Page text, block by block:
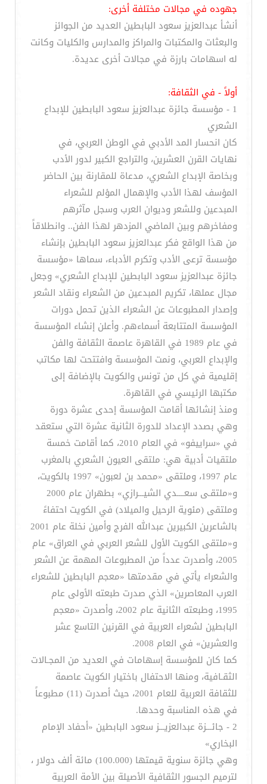
جهوده في مجالات مختلفة أخرى:
أنشأ عبدالعزيز سعود البابطين العديد من الجوائز
والبعثات والمكتبات والمراكز والمدارس والكليات وكانت
له اسهامات بارزة في مجالات أخرى عديدة.
أولاً - في الثقافة:
1 - مؤسسة جائزة عبدالعزيز سعود البابطين للإبداع
الشعري
كان انحسار المد الأدبي في الوطن العربي، في
نهايات القرن العشرين، والتراجع الكبير لدور الأدب
وبخاصة الإبداع الشعري، مدعاة للمقارنة بين الحاضر
المؤسف لهذا الأدب والإهمال المؤلم للشعراء
المبدعين وللشعر وديوان العرب وسجل مآثرهم
ومفاخرهم وبين الماضي المزدهر لهذا الفن.. وانطلاقاً
من هذا الواقع فكر عبدالعزيز سعود البابطين بإنشاء
مؤسسة ترعى الأدب وتكرم الأدباء، سماها «مؤسسة
جائزة عبدالعزيز سعود البابطين للإبداع الشعري» وجعل
مجال عملها، تكريم المبدعين من الشعراء ونقاد الشعر
وإصدار المطبوعات عن الشعراء الذين تحمل دورات
المؤسسة المتتابعة أسماءهم. وأعلن إنشاء المؤسسة
في عام 1989 في القاهرة عاصمة الثقافة والفن
والإبداع العربي، ونمت المؤسسة وافتتحت لها مكاتب
إقليمية في كل من تونس والكويت بالإضافة إلى
مكتبها الرئيسي في القاهرة.
ومنذ إنشائها أقامت المؤسسة إحدى عشرة دورة
وهي بصدد الإعداد للدورة الثانية عشرة التي ستعقد
في «سراييفو» في العام 2010، كما أقامت خمسة
ملتقيات أدبية هي: ملتقى العيون الشعري بالمغرب
عام 1997، وملتقى «محمد بن لعبون» 1997 بالكويت،
و«ملتقـى سعــــدي الشيـــرازي» بطهران عام 2000
وملتقى (مئوية الرحيل والميلاد) في الكويت احتفاءً
بالشاعرين الكبيرين عبدالله الفرج وأمين نخلة عام 2001
و«ملتقى الكويت الأول للشعر العربي في العراق» عام
2005، وأصدرت عدداً من المطبوعات المهمة عن الشعر
والشعراء يأتي في مقدمتها «معجم البابطين للشعراء
العرب المعاصرين» الذي صدرت طبعته الأولى عام
1995، وطبعته الثانية عام 2002، وأصدرت «معجم
البابطين لشعراء العربية في القرنين التاسع عشر
والعشرين» في العام 2008.
كما كان للمؤسسة إسهامات في العديد من المجـالات
الثقـافية، ومنها الاحتفال باختيار الكويت عاصمة
للثقافة العربية للعام 2001، حيث أصدرت (11) مطبوعاً
في هذه المناسبة وحدها.
2 - جائـــزة عبدالعزيـــز سعود البابطين «أحفاد الإمام
البخاري»
وهي جائزة سنوية قيمتها (100.000) مائة ألف دولار ،
لترميم الجسور الثقافية الأصيلة بين الأمة العربية